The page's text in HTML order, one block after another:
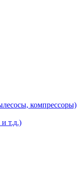
компрессоры)
и т.д.)